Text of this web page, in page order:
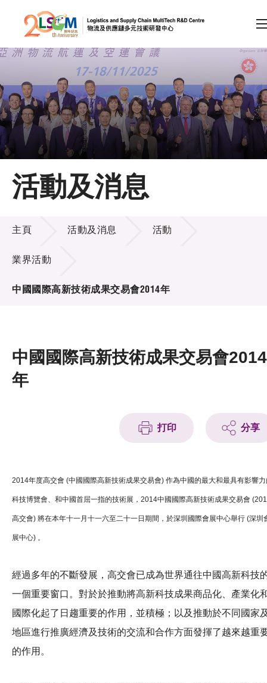
跳到內容（按回車鍵）
會員登入
A A EN 繁 简
主頁
關於LSCM
技術商品化
項目及資助計劃
活動及消息
活動及消息
主頁 活動及消息 活動
業界活動
中國國際高新技術成果交易會2014年
中國國際高新技術成果交易會2014
年
打印 分享
2014年度高交會 (中國國際高新技術成果交易會) 作為中國的最大和最具有影響
科技博覽會、和中國首屈一指的技術展，2014中國國際高新技術成果交易會
高交會) 將在本年十一月十一六至二十一日期間，於深圳國際會展中心舉行 (深圳
展中心) 。
經過多年的不斷發展，高交會已成為世界通往中國高新科技
一個重要窗口。對於於推動將高新科技成果商品化、產業化
國際化起了日趨重要的作用，並積極；以及推動於不同國家
地區進行推廣經濟及技術的交流和合作方面發揮了越來越重
的作用。